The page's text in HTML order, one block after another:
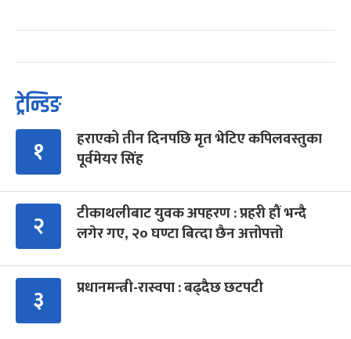
ट्रेन्डिङ
१
हराएको तीन दिनपछि मृत भेटिए कपिलवस्तुका
पूर्वमेयर सिंह
२
टीकाथलीबाट युवक अपहरण : प्रहरी हौं भन्दै
लगेर गए, २० घण्टा बित्दा छैन अत्तोपत्तो
३ प्रधानमन्त्री-रास्वपा : बढ्दैछ छटपटी